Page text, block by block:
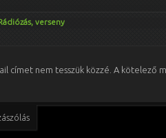
verseny
címet nem tesszük közzé. A kötelező